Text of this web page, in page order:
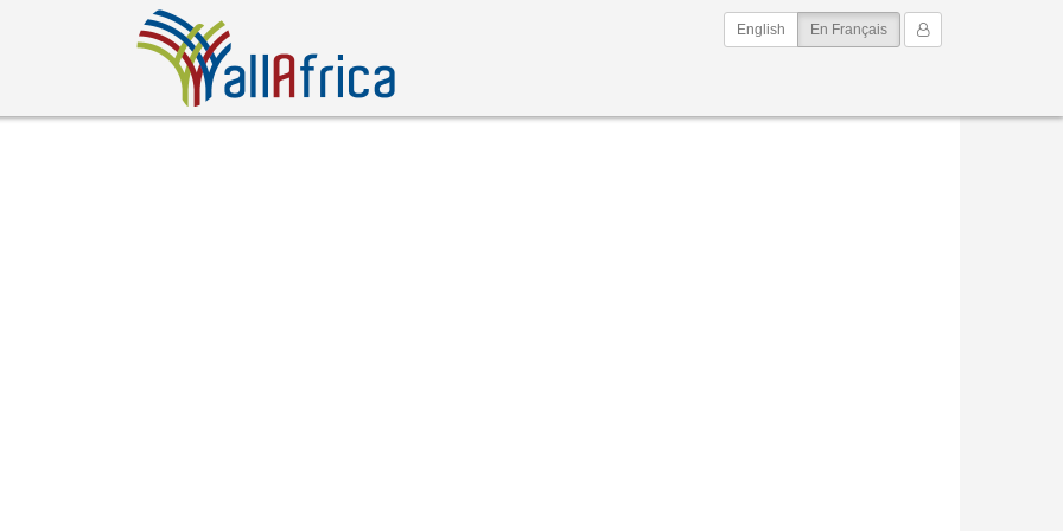
Mon Compte
English En Français(current)